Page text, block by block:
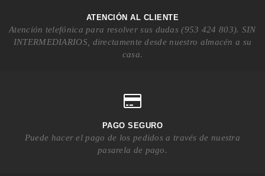
ATENCIÓN AL CLIENTE
Atención telefónica para resolver sus dudas (953 424 803). SIN
INTERMEDIARIOS, directamente desde nuestro almacén a su
casa.
PAGO SEGURO
Puede hacer el pago de los pedidos a través de nuestra
pasarela de pago.